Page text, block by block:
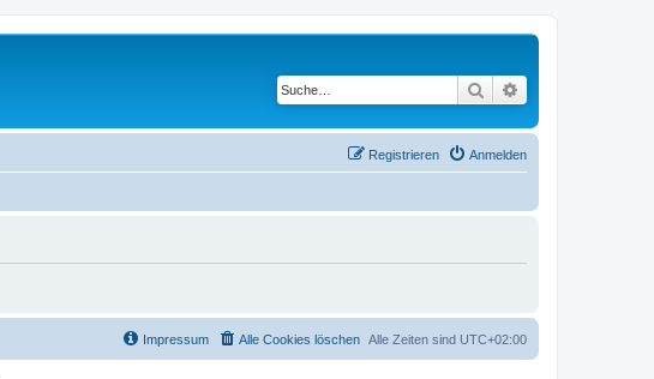
Suche
Anmelden
Registrieren
Alle Zeiten sind UTC+02:00
Alle Cookies löschen
Impressum